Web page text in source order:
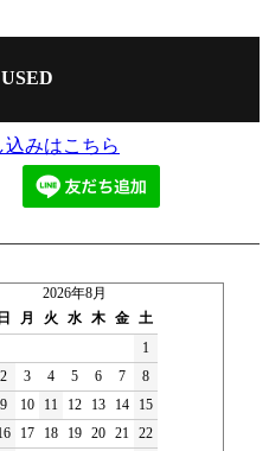
2026年8月
日
月 火 水 木 金 土
1
2
3 4 5 6 7
8
9
10 11 12 13 14
15
17 18 19 20 21 22